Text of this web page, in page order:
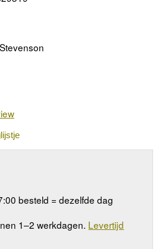
besteld = dezelfde dag
1–2 werkdagen. Levertijd